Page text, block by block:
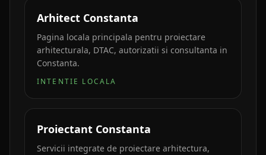
Arhitect Constanta
Pagina locala principala pentru proiectare
arhitecturala, DTAC, autorizatii si consultanta in
Constanta.
INTENTIE LOCALA
Proiectant Constanta
Servicii integrate de proiectare arhitectura,